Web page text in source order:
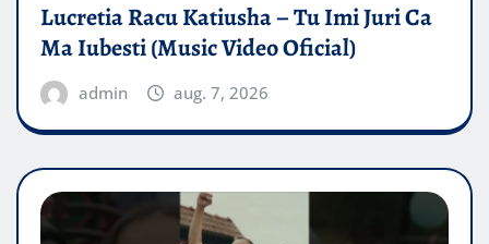
Lucretia Racu Katiusha – Tu Imi Juri Ca
Ma Iubesti (Music Video Oficial)
admin aug. 7, 2026